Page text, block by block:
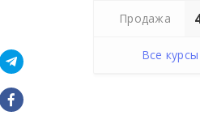
Продажа
Все